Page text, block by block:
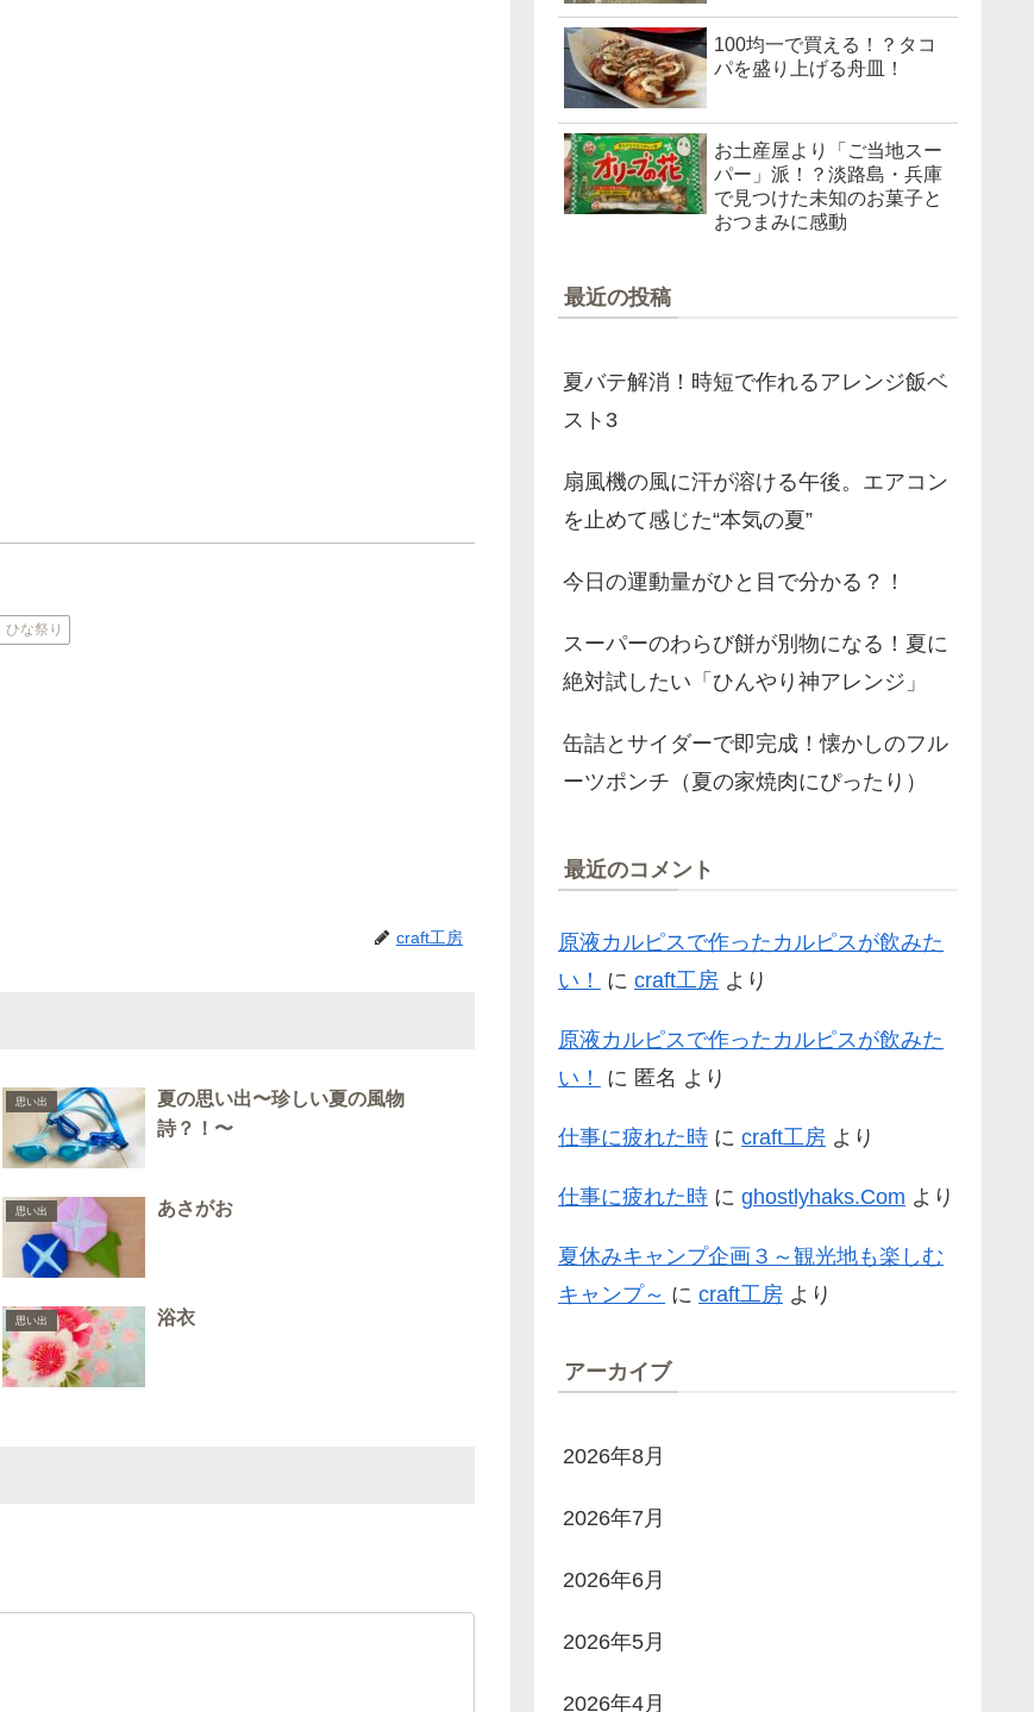
ひな祭り
craft工房
思い出
夏の思い出〜珍しい夏の風物
詩？！〜
思い出 あさがお
思い出 浴衣
100均一で買える！？タコ
パを盛り上げる舟皿！
お土産屋より「ご当地スー
パー」派！？淡路島・兵庫
で見つけた未知のお菓子と
おつまみに感動
最近の投稿
夏バテ解消！時短で作れるアレンジ飯ベ
スト3
扇風機の風に汗が溶ける午後。エアコン
を止めて感じた“本気の夏”
今日の運動量がひと目で分かる？！
スーパーのわらび餅が別物になる！夏に
絶対試したい「ひんやり神アレンジ」
缶詰とサイダーで即完成！懐かしのフル
ーツポンチ（夏の家焼肉にぴったり）
最近のコメント
原液カルピスで作ったカルピスが飲みた
い！
に craft工房 より
原液カルピスで作ったカルピスが飲みた
い！
に 匿名 より
仕事に疲れた時 に craft工房 より
仕事に疲れた時 に ghostlyhaks.Com より
夏休みキャンプ企画３～観光地も楽しむ
キャンプ～ に craft工房 より
アーカイブ
2026年8月
2026年7月
2026年6月
2026年5月
2026年4月